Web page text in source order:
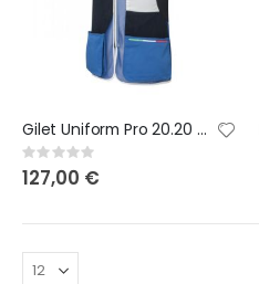
Gilet Uniform Pro 20.20 edizione italiana
Rating:
0%
127,00 €